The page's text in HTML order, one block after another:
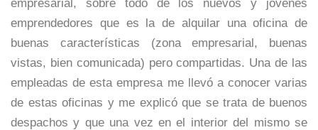
empresarial, sobre todo de los nuevos y jóvenes
emprendedores que es la de alquilar una oficina de
buenas características (zona empresarial, buenas
vistas, bien comunicada) pero compartidas. Una de las
empleadas de esta empresa me llevó a conocer varias
de estas oficinas y me explicó que se trata de buenos
despachos y que una vez en el interior del mismo se